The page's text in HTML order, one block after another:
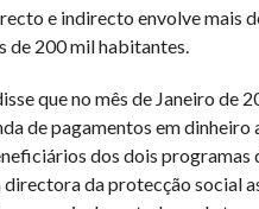
e indirecto envolve mais
de 200 mil habitantes.
que no mês de Janeiro de
de pagamentos em dinheiro
dos dois programas
directora da protecção social